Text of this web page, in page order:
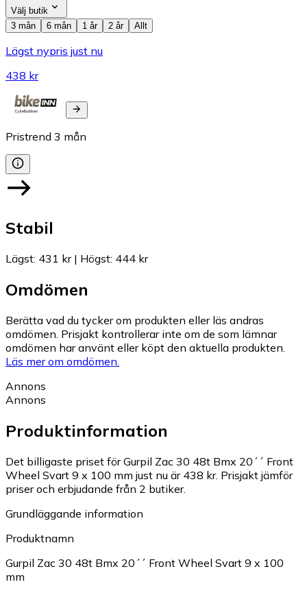
Välj butik
3 mån
6 mån 1 år 2 år Allt
Lägst nypris just nu
438 kr
Pristrend 3 mån
Stabil
Lägst: 431 kr| Högst: 444 kr
Omdömen
Berätta vad du tycker om produkten eller läs andras
omdömen. Prisjakt kontrollerar inte om de som lämnar
omdömen har använt eller köpt den aktuella produkten.
Läs mer om omdömen.
Annons
Annons
Produktinformation
Det billigaste priset för Gurpil Zac 30 48t Bmx 20´´ Front
Wheel Svart 9 x 100 mm just nu är 438 kr. Prisjakt jämför
priser och erbjudande från 2 butiker.
Grundläggande information
Produktnamn
Gurpil Zac 30 48t Bmx 20´´ Front Wheel Svart 9 x 100
mm